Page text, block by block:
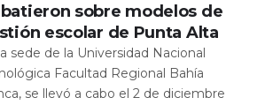
sobre modelos de
escolar de Punta Alta
sede de la Universidad Nacional
Facultad Regional Bahía
se llevó a cabo el 2 de diciembre